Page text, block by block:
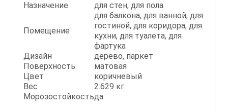
Назначение
для стен, для пола
Помещение
для балкона, для ванной, для
гостиной, для коридора, для
кухни, для туалета, для
фартука
Дизайн
дерево, паркет
Поверхность
матовая
Цвет
коричневый
Вес
2.629 кг
Морозостойкостьда